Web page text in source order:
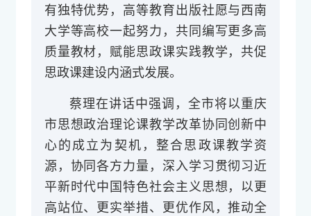
有独特优势，高等教育出版社愿与西南
大学等高校一起努力，共同编写更多高
质量教材，赋能思政课实践教学，共促
思政课建设内涵式发展。
蔡理在讲话中强调，全市将以重庆
市思想政治理论课教学改革协同创新中
心的成立为契机，整合思政课教学资
源，协同各方力量，深入学习贯彻习近
平新时代中国特色社会主义思想，以更
高站位、更实举措、更优作风，推动全